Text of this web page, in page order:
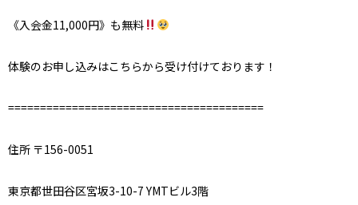
《入会金11,000円》も無料
体験のお申し込みはこちらから受け付けております！
========================================
住所 〒156-0051
東京都世田谷区宮坂3-10-7 YMTビル3階